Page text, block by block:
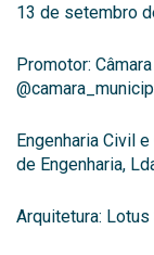
13 de setembro
Promotor:
Engenharia Civil
de Engenharia,
Arquitetura: